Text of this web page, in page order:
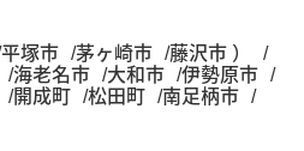
平塚市 茅ヶ崎市 藤沢市 ）
海老名市 大和市 伊勢原市
開成町 松田町 南足柄市